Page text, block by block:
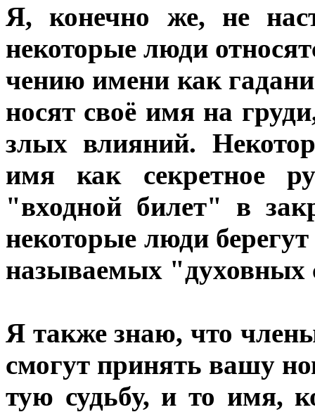
Я, конечно же, не
некоторые люди
чению имени как
носят своё имя на
злых влияний.
имя как секретное
"входной билет" в
некоторые люди
называемых "духовных
Я также знаю, что
смогут принять вашу
тую судьбу, и то имя,